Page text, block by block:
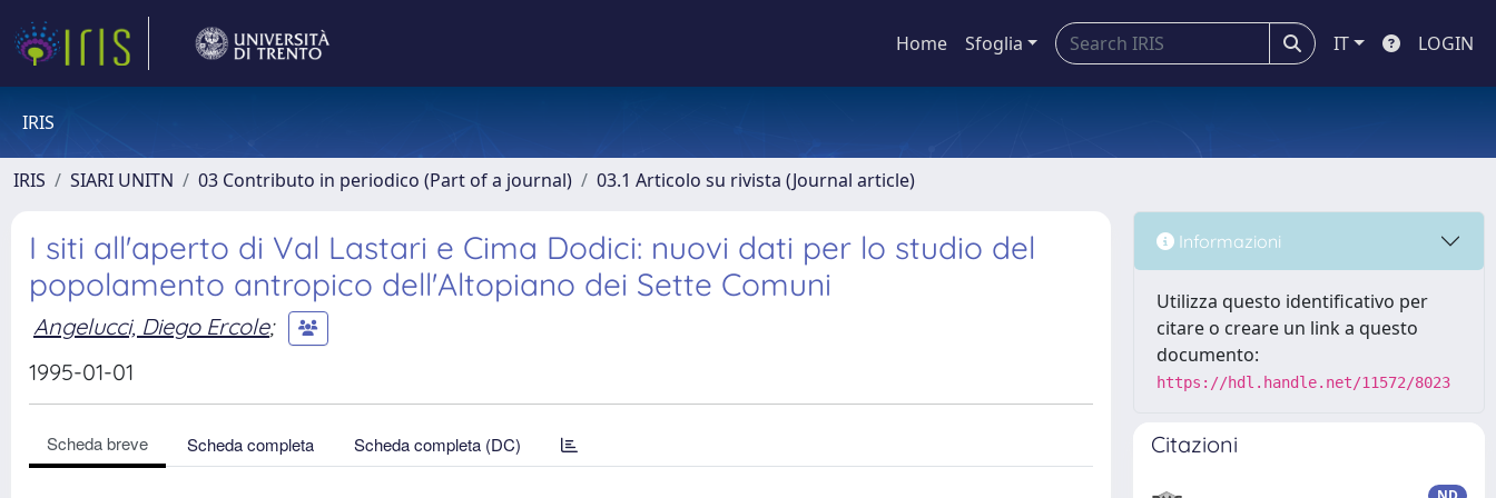
Home Sfoglia IT LOGIN
IRIS
IRIS SIARI UNITN 03 Contributo in periodico (Part of a journal) 03.1 Articolo su rivista (Journal article)
I siti all'aperto di Val Lastari e Cima Dodici: nuovi dati per lo studio del
popolamento antropico dell'Altopiano dei Sette Comuni
Angelucci, Diego Ercole;
1995-01-01
Scheda breve Scheda completa Scheda completa (DC)
Informazioni
Utilizza questo identificativo per
citare o creare un link a questo
documento:
https://hdl.handle.net/11572/8023
Citazioni